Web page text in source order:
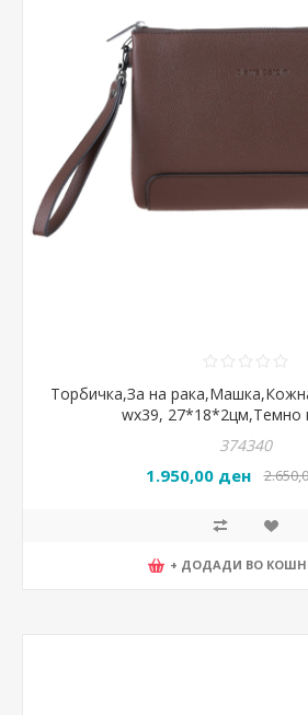
Торбичка,За на
wx39, 27*18*2цм,Темно
374340
1.950,00 ден
+ ДОДАДИ ВО